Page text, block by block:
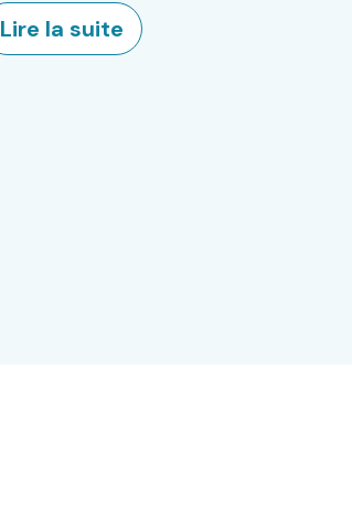
Lire la suite